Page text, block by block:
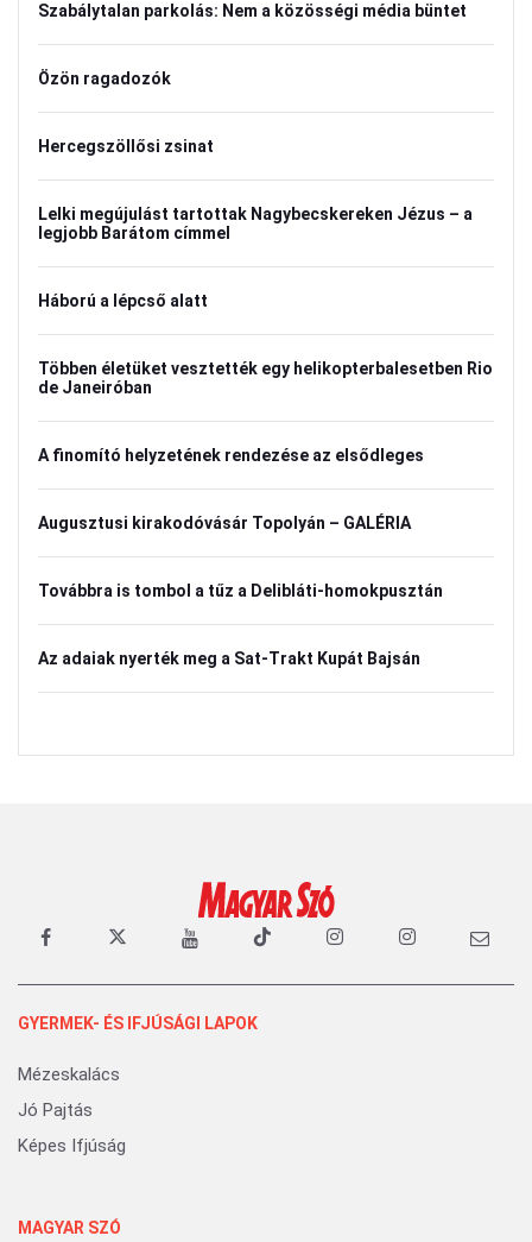
Szabálytalan parkolás: Nem a közösségi média büntet
Özön ragadozók
Hercegszöllősi zsinat
Lelki megújulást tartottak Nagybecskereken Jézus – a
legjobb Barátom címmel
Háború a lépcső alatt
Többen életüket vesztették egy helikopterbalesetben Rio
de Janeiróban
A finomító helyzetének rendezése az elsődleges
Augusztusi kirakodóvásár Topolyán – GALÉRIA
Továbbra is tombol a tűz a Delibláti-homokpusztán
Az adaiak nyerték meg a Sat-Trakt Kupát Bajsán
GYERMEK- ÉS IFJÚSÁGI LAPOK
Mézeskalács
Jó Pajtás
Képes Ifjúság
MAGYAR SZÓ